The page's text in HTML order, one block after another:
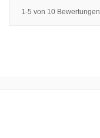
1-5 von 10 Bewertungen